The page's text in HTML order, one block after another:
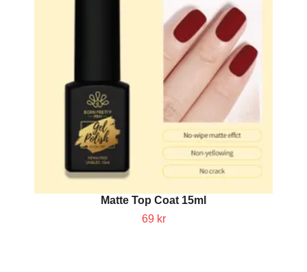
Matte Top Coat 15ml
69 kr